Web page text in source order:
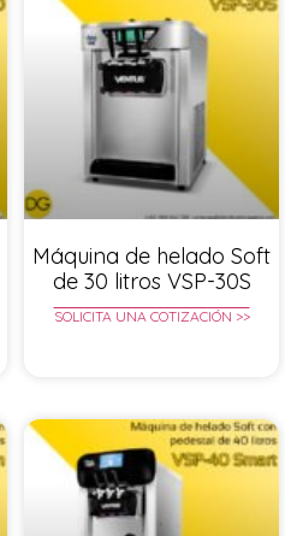
Máquina de helado Soft
de 30 litros VSP-30S
SOLICITA UNA COTIZACIÓN >>